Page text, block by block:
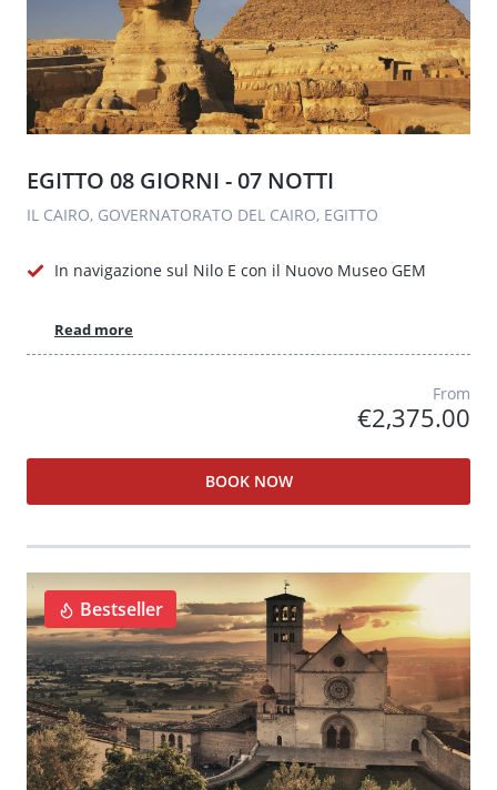
EGITTO 08 GIORNI - 07 NOTTI
IL CAIRO, GOVERNATORATO DEL CAIRO, EGITTO
In navigazione sul Nilo E con il Nuovo Museo GEM
Read more
From
€2,375.00
BOOK NOW
Bestseller